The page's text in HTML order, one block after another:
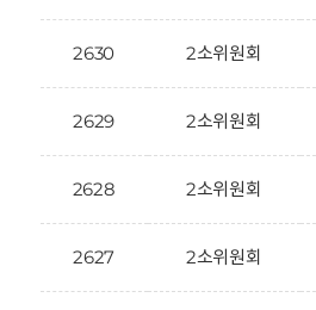
2630 2소위원회
2629 2소위원회
2628 2소위원회
2627 2소위원회